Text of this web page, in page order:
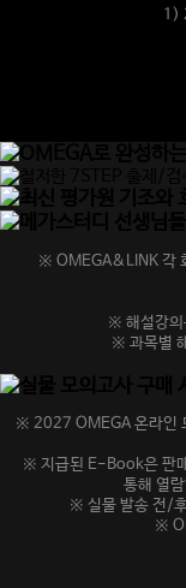
1)
※ OMEGA&LINK 각
※ 해설강의
※ 과목별
※ 2027 OMEGA 온라인
※ 지급된 E-Book은 판
통해 열
※ 실물 발송 전/
※